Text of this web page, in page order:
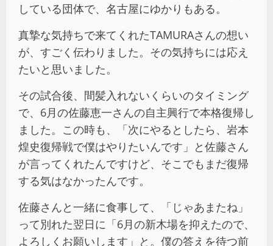
している団体で、名古屋にゆかりもある。
真摯な気持ちで来てくれたTAMURAさんの想い
が、すごく伝わりました。その気持ちには応え
たいと思いました。
その試合後、間髪入れないくらいのタイミング
で、6月の佐藤恵一さんの自主興行で本格復帰し
ました。この時も、「次にやるとしたら、岩本
煌史復帰戦で僕はやりたいんです」と佐藤さん
が言ってくれたんですけど、そこでもまだ復帰
する気はなかったんです。
佐藤さんと一緒に食事して、「じゃあまたね」
って別れた翌日に「6月の新木場を抑えたので、
よろしくお願いします」と。僕の答えを待つ前